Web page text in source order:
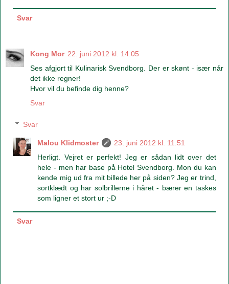
Svar
Kong Mor 22. juni 2012 kl. 14.05
Ses afgjort til Kulinarisk Svendborg. Der er skønt - især når
det ikke regner!
Hvor vil du befinde dig henne?
Svar
Svar
Malou Klidmoster
23. juni 2012 kl. 11.51
Herligt. Vejret er perfekt! Jeg er sådan lidt over det
hele - men har base på Hotel Svendborg. Mon du kan
kende mig ud fra mit billede her på siden? Jeg er trind,
sortklædt og har solbrillerne i håret - bærer en taskes
som ligner et stort ur ;-D
Svar